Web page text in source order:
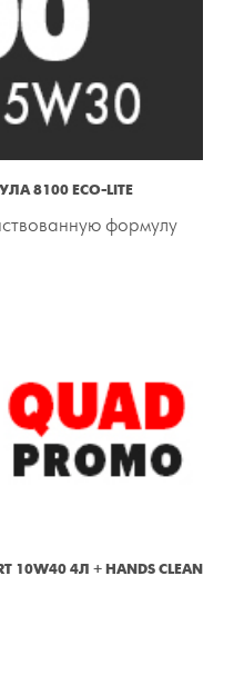
8100 ECO-LITE
формулу
10W40 4Л + HANDS CLEAN